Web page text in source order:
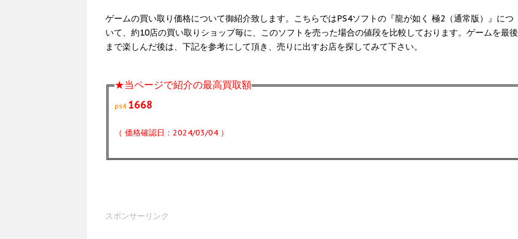
ゲームの買い取り価格について御紹介致します。こちらではPS4ソフトの『龍が如く 極2（通常版）』につ
いて、約10店の買い取りショップ毎に、このソフトを売った場合の値段を比較しております。ゲームを最後
まで楽しんだ後は、下記を参考にして頂き、売りに出すお店を探してみて下さい。
★当ページで紹介の最高買取額
ps4 1668
（ 価格確認日：2024/03/04 ）
スポンサーリンク